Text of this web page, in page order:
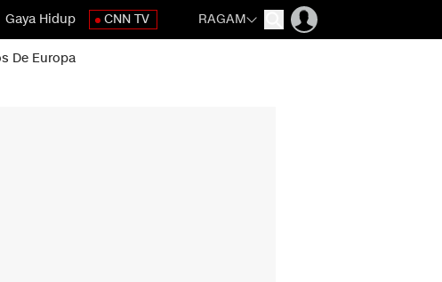
Gaya Hidup CNN TV RAGAM
De Europa